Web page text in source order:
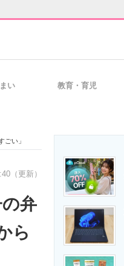
経営リーダーのコミュニティ
製造業のIT導入・活用を支援
い 教育・育児
ごい」
（更新）
弁
ら